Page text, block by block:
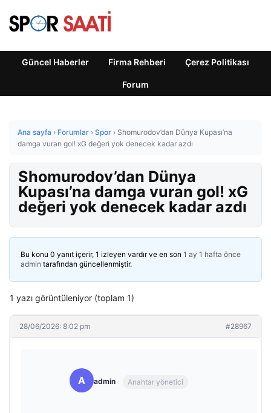
Güncel Haberler Firma Rehberi Çerez Politikası
Forum
Ana sayfa › Forumlar › Spor › Shomurodov’dan Dünya Kupası’na
damga vuran gol! xG değeri yok denecek kadar azdı
Shomurodov’dan Dünya
Kupası’na damga vuran gol! xG
değeri yok denecek kadar azdı
Bu konu 0 yanıt içerir, 1 izleyen vardır ve en son 1 ay 1 hafta önce
admin tarafından güncellenmiştir.
1 yazı görüntüleniyor (toplam 1)
28/06/2026: 8:02 pm #28967
A admin Anahtar yönetici